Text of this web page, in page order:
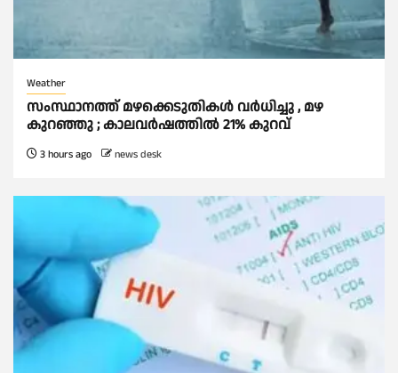
Weather
സംസ്ഥാനത്ത് മഴക്കെടുതികള്‍ വര്‍ധിച്ചു , മഴ
കുറഞ്ഞു ; കാലവര്‍ഷത്തില്‍ 21% കുറവ്
3 hours ago news desk